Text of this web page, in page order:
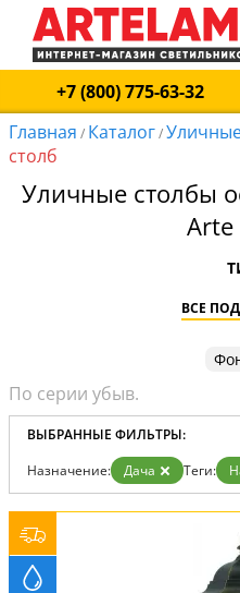
+7 (800) 775-63-32
Главная / Каталог/
столб
Уличные столбы
Arte
ВСЕ
ВЫБРАННЫЕ ФИЛЬТРЫ:
Назначение: Дача Теги:
Вид:
Уличные светильники